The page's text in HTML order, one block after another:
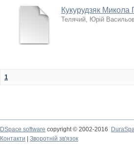
Кукурудзяк Микола
Телячий, Юрій
1
DSpace software copyright © 2002-2016
Контакти
Зворотній зв'язок